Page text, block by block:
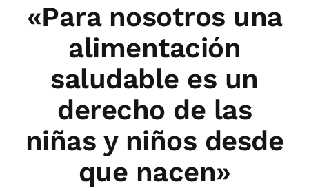
«Para nosotros una
alimentación
saludable es un
derecho de las
niñas y niños desde
que nacen»